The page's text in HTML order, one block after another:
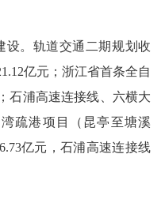
设。轨道交通二期规划收
亿元；浙江省首条全自
石浦高速连接线、六横大
疏港项目（昆亭至塘溪
亿元，石浦高速连接线